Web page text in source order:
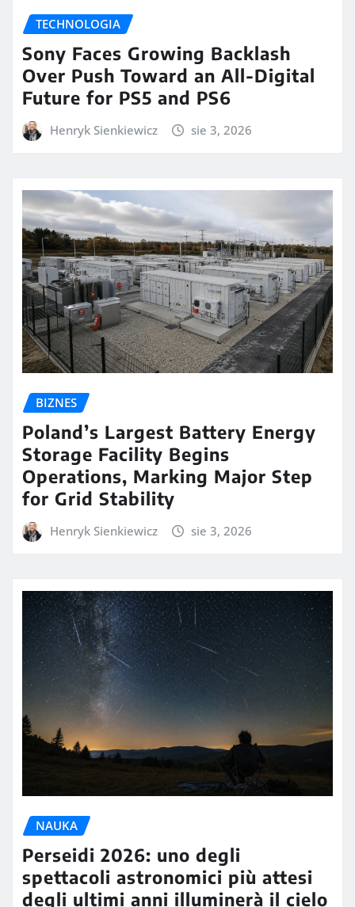
TECHNOLOGIA
Sony Faces Growing Backlash
Over Push Toward an All-Digital
Future for PS5 and PS6
Henryk Sienkiewicz sie 3, 2026
BIZNES
Poland’s Largest Battery Energy
Storage Facility Begins
Operations, Marking Major Step
for Grid Stability
Henryk Sienkiewicz sie 3, 2026
NAUKA
Perseidi 2026: uno degli
spettacoli astronomici più attesi
degli ultimi anni illuminerà il cielo